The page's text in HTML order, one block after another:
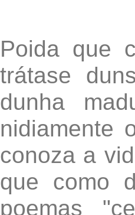
Poida que
trátase
dunha
nidiamente
conoza a
que como
poemas